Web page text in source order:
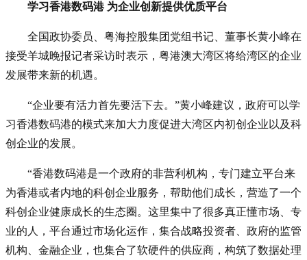
学习香港数码港 为企业创新提供优质平台
全国政协委员、粤海控股集团党组书记、董事长黄小峰在
接受羊城晚报记者采访时表示，粤港澳大湾区将给湾区的企业
发展带来新的机遇。
“企业要有活力首先要活下去。”黄小峰建议，政府可以学
习香港数码港的模式来加大力度促进大湾区内初创企业以及科
创企业的发展。
“香港数码港是一个政府的非营利机构，专门建立平台来
为香港或者内地的科创企业服务，帮助他们成长，营造了一个
科创企业健康成长的生态圈。这里集中了很多真正懂市场、专
业的人，平台通过市场化运作，集合战略投资者、政府的监管
机构、金融企业，也集合了软硬件的供应商，构筑了数据处理